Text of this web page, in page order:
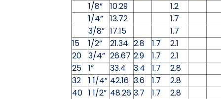
1/8”
10.29
1.2
1/4”
13.72
1.7
3/8” 17.15
1.7
15
1/2” 21.34 2.8 1.7
2.1
20
3/4” 26.67 2.9 1.7
2.1
25
1” 33.4 3.4 1.7
2.8
32
1 1/4” 42.16 3.6 1.7
2.8
40 1 1/2” 48.26 3.7 1.7
2.8